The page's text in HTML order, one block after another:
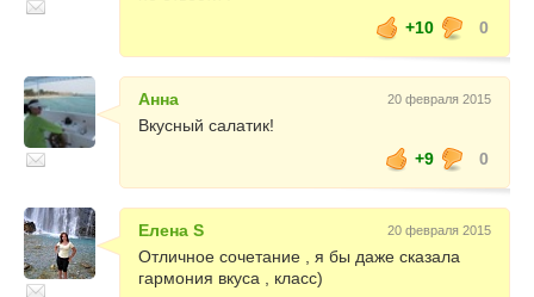
+10
0
Анна 20 февраля 2015
Вкусный салатик!
+9
0
Елена S 20 февраля 2015
Отличное сочетание , я бы даже сказала
гармония вкуса , класс)